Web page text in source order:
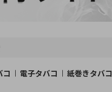
コ 電子タバコ 紙巻きタバコ